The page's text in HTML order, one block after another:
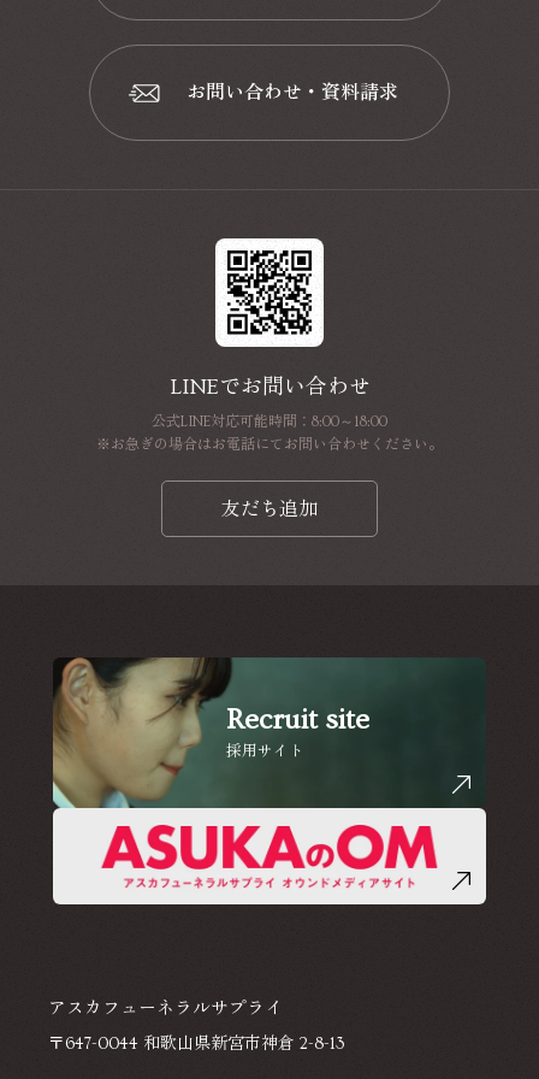
📞
📩
お問い合わせ・資料請求
LINEでお問い合わせ
公式LINE対応可能時間：8:00～18:00
※お急ぎの場合はお電話にてお問い合わせください。
友だち追加
アスカフューネラルサプライ
〒647-0044 和歌山県新宮市神倉 2-8-13
採用サイト
Recruit site